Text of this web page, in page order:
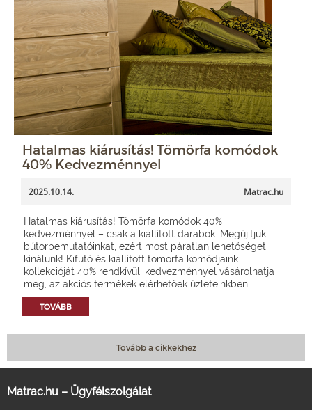
Hatalmas kiárusítás! Tömörfa komódok
40% Kedvezménnyel
2025.10.14. Matrac.hu
Hatalmas kiárusítás! Tömörfa komódok 40%
kedvezménnyel – csak a kiállított darabok. Megújítjuk
bútorbemutatóinkat, ezért most páratlan lehetőséget
kínálunk! Kifutó és kiállított tömörfa komódjaink
kollekcióját 40% rendkívüli kedvezménnyel vásárolhatja
meg, az akciós termékek elérhetőek üzleteinkben.
TOVÁBB
Tovább a cikkekhez
Matrac.hu – Ügyfélszolgálat